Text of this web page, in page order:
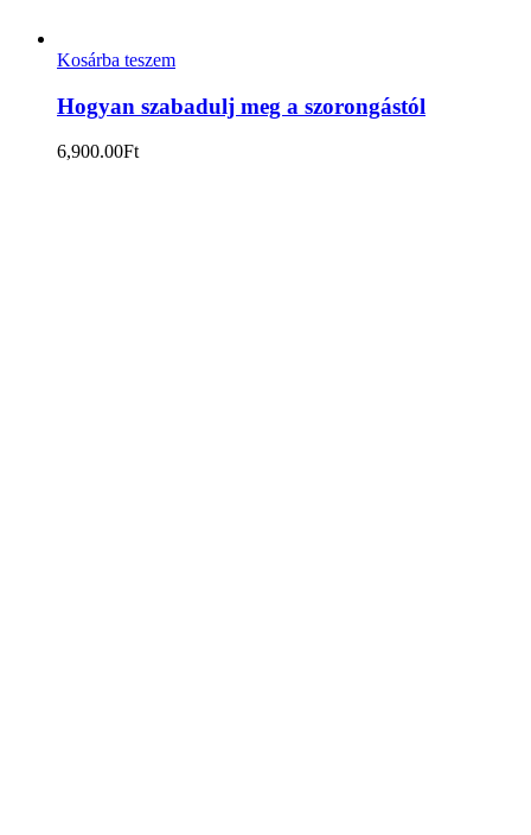
Kosárba teszem
Hogyan szabadulj meg a szorongástól
6,900.00Ft